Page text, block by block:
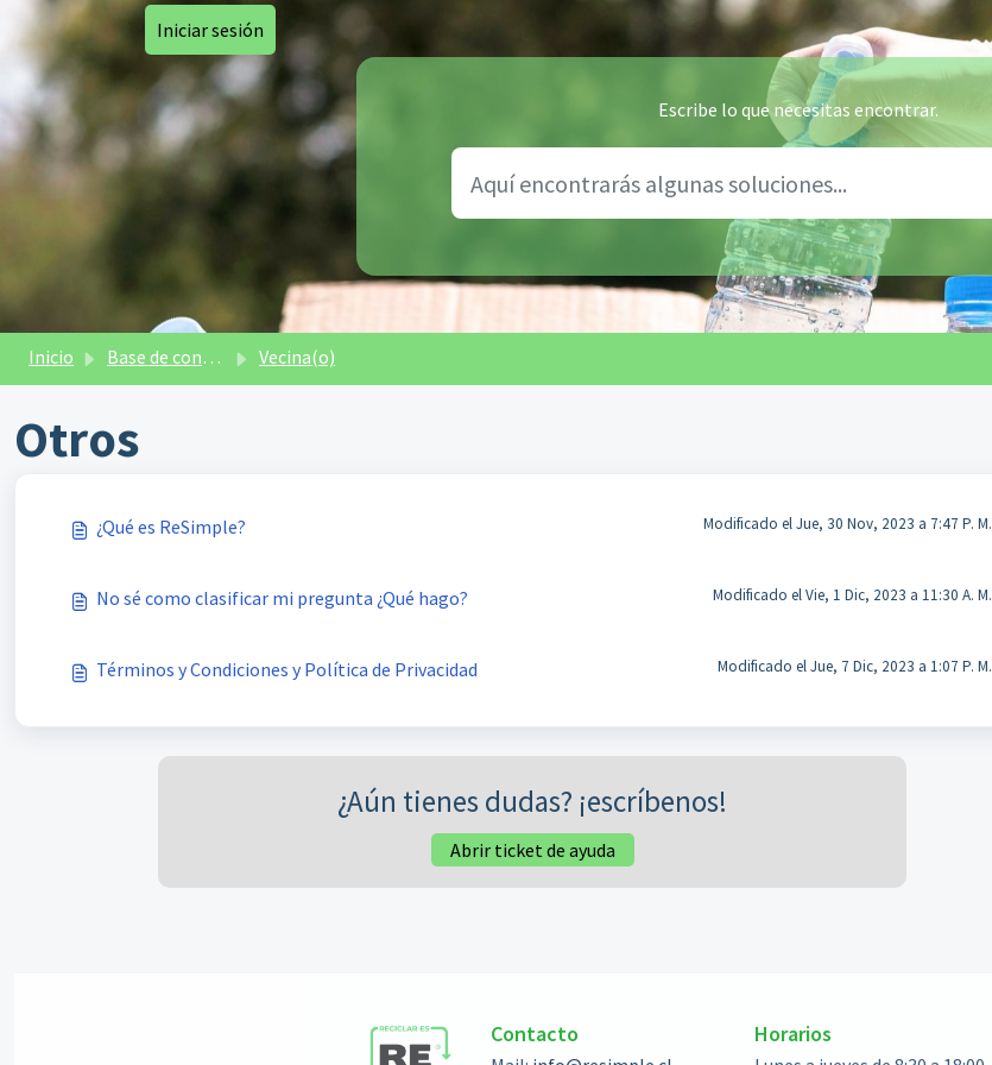
Saltar al contenido principal
Iniciar sesión
Escribe lo que necesitas encontrar.
Inicio Base de conocimientos Vecina(o)
Otros
¿Qué es ReSimple? Modificado el Jue, 30 Nov, 2023 a 7:47 P. M.
No sé como clasificar mi pregunta ¿Qué hago? Modificado el Vie, 1 Dic, 2023 a 11:30 A. M.
Términos y Condiciones y Política de Privacidad Modificado el Jue, 7 Dic, 2023 a 1:07 P. M.
¿Aún tienes dudas? ¡escríbenos!
Abrir ticket de ayuda
Contacto Horarios